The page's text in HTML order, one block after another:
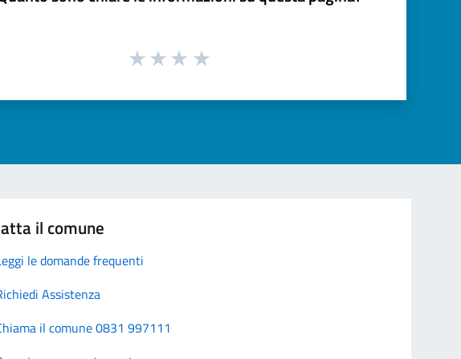
il comune
le domande frequenti
Assistenza
il comune 0831 997111